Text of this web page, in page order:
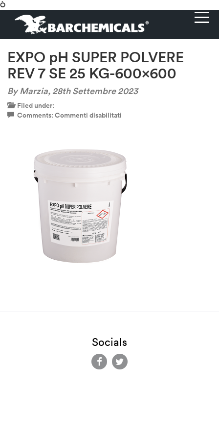
Ò
EXPO pH SUPER POLVERE
REV 7 SE 25 KG-600×600
By Marzia,28th Settembre 2023
Filed under:
Comments: Commenti disabilitati
POLVERE
REV
7
SE
25
Socials